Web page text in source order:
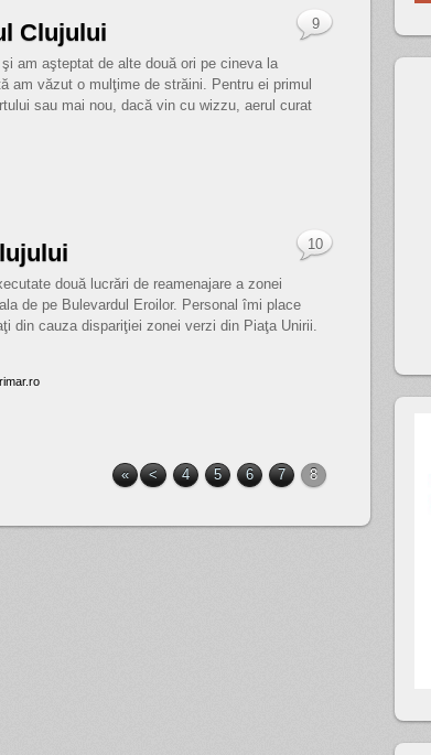
Clujului
am aşteptat de alte două ori pe cineva la
am văzut o mulţime de străini. Pentru ei primul
sau mai nou, dacă vin cu wizzu, aerul curat
9
două lucrări de reamenajare a zonei
de pe Bulevardul Eroilor. Personal îmi place
din cauza dispariţiei zonei verzi din Piaţa Unirii.
10
« < 4 5 6 7 8